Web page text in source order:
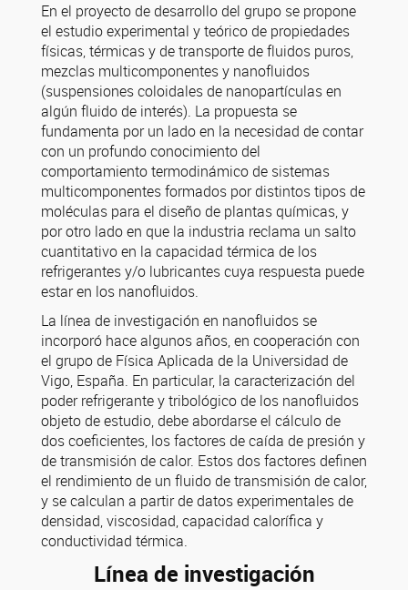
En el proyecto de desarrollo del grupo se propone
el estudio experimental y teórico de propiedades
físicas, térmicas y de transporte de fluidos puros,
mezclas multicomponentes y nanofluidos
(suspensiones coloidales de nanopartículas en
algún fluido de interés). La propuesta se
fundamenta por un lado en la necesidad de contar
con un profundo conocimiento del
comportamiento termodinámico de sistemas
multicomponentes formados por distintos tipos de
moléculas para el diseño de plantas químicas, y
por otro lado en que la industria reclama un salto
cuantitativo en la capacidad térmica de los
refrigerantes y/o lubricantes cuya respuesta puede
estar en los nanofluidos.
La línea de investigación en nanofluidos se
incorporó hace algunos años, en cooperación con
el grupo de Física Aplicada de la Universidad de
Vigo, España. En particular, la caracterización del
poder refrigerante y tribológico de los nanofluidos
objeto de estudio, debe abordarse el cálculo de
dos coeficientes, los factores de caída de presión y
de transmisión de calor. Estos dos factores definen
el rendimiento de un fluido de transmisión de calor,
y se calculan a partir de datos experimentales de
densidad, viscosidad, capacidad calorífica y
conductividad térmica.
Línea de investigación